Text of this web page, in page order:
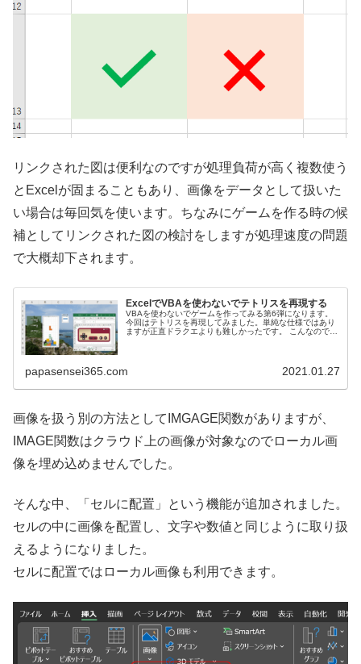
リンクされた図は便利なのですが処理負荷が高く複数使う
とExcelが固まることもあり、画像をデータとして扱いた
い場合は毎回気を使います。ちなみにゲームを作る時の候
補としてリンクされた図の検討をしますが処理速度の問題
で大概却下されます。
ExcelでVBAを使わないでテトリスを再現する
VBAを使わないでゲームを作ってみる第6弾になります。
今回はテトリスを再現してみました。単純な仕様ではあり
ますが正直ドラクエよりも難しかったです。 こんなのでき
papasensei365.com 2021.01.27
画像を扱う別の方法としてIMGAGE関数がありますが、
IMAGE関数はクラウド上の画像が対象なのでローカル画
像を埋め込めませんでした。
そんな中、「セルに配置」という機能が追加されました。
セルの中に画像を配置し、文字や数値と同じように取り扱
えるようになりました。
セルに配置ではローカル画像も利用できます。